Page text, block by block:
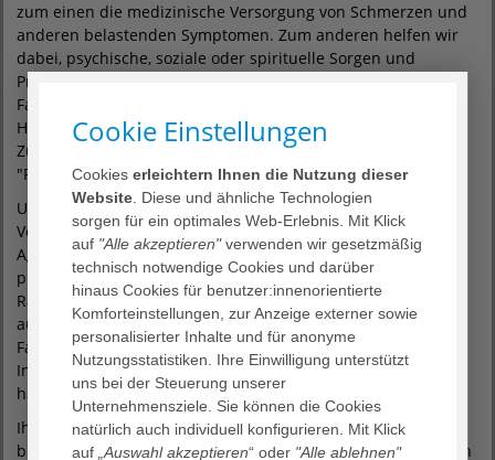
zum einen die medizinische Versorgung von Schmerzen und
anderen belastenden Symptomen. Zum anderen helfen wir
dabei, psychische, soziale oder spirituelle Sorgen und
Probleme zu lösen", sagt die Leitende Ärztin. Sie selbst ist
Fachärztin für Innere Medizin mit dem Schwerpunkt
Hämatologie und Onkologie und verfügt über die
Zusatzausbildung als Palliativmedizinerin und das Zertifikat
"Psychosoziale Onkologie (WPO)".
Um noch mehr Patienten von einer palliativmedizinischen
Versorgung profitieren zu lassen, plant Frau Dr. Mousset im
Agaplesion Markus Krankenhaus einen mobilen, multi­
professionellen Palliativdienst einzuführen: "In diesem
Rahmen können wir unser Wissen und unsere Begleitung
auch jenen Patienten zur Verfügung stellen, die in anderen
Fachabteilungen des Hauses behandelt werden, aber eine
Indikation für eine palliativmedizinische Mitbetreuung
haben."
Ihre neue Aufgabe im Agaplesion Markus Krankenhaus
bedeutet für Frau Dr. Mousset auch eine Rückkehr. Denn von
Cookie Einstellungen
Cookieserleichtern Ihnen die Nutzung dieser
Website . Diese und ähnliche Technologien
sorgen für ein optimales Web-Erlebnis. Mit Klick
auf "Alle akzeptieren"verwenden wir gesetzmäßig
technisch notwendige Cookies und darüber
hinaus Cookies für benutzer:innenorientierte
Komforteinstellungen, zur Anzeige externer sowie
personalisierter Inhalte und für anonyme
Nutzungsstatistiken. Ihre Einwilligung unterstützt
uns bei der Steuerung unserer
Unternehmensziele. Sie können die Cookies
natürlich auch individuell konfigurieren. Mit Klick
auf „Auswahl akzeptieren“ oder "Alle ablehnen"